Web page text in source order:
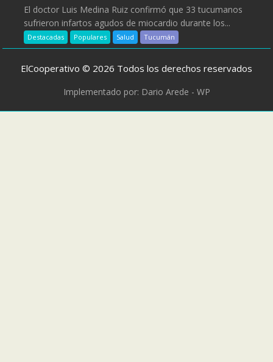
El doctor Luis Medina Ruiz confirmó que 33 tucumanos
sufrieron infartos agudos de miocardio durante los...
Destacadas Populares Salud Tucumán
ElCooperativo © 2026 Todos los derechos reservados